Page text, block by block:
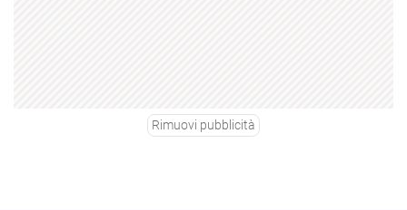
Rimuovi pubblicità